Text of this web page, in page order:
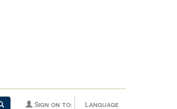
Language
Sign on to: